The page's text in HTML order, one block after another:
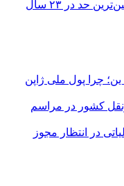
ذخایر نفت کشورهای ثروتمند به پایین‌ترین حد در ۲۳ سال
ین؛ چرا پول ملی ژاپن
کشور در مراسم
در انتظار مجوز